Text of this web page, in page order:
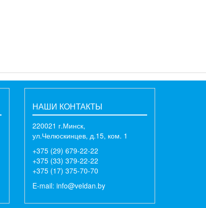
НАШИ КОНТАКТЫ
220021 г.Минск,
ул.Челюскинцев, д.15, ком. 1
+375 (29) 679-22-22
+375 (33) 379-22-22
+375 (17) 375-70-70
E-mail: info@veldan.by